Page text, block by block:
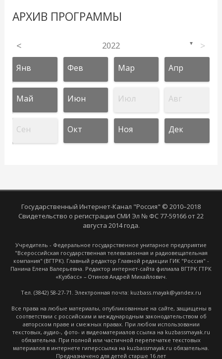
АРХИВ ПРОГРАММЫ
< 2022 ▼ >
Янв Фев Мар Апр
Май Июн Июл Авг
Сен Окт Ноя Дек
Государственный Интернет-Канал "Россия" © 2010–2018
Свидетельство о регистрации СМИ Эл № ФС 77-59166 от 22
августа 2014 года.
Учредитель - Федеральное государственное унитарное предприятие
"Всероссийская государственная телевизионная и радиовещательная
компания" (ВГТРК). Главный редактор Главной редакции ГИК "Россия" -
Панина Елена Валерьевна. Редактор интернет-сайта филиала ВГТРК ГТРК
«Кузбасс» – Отинов Андрей Михайлович.
Тел. (3842) 58-27-71. Электронная почта: kuzbass.mayak@yandex.ru
Все права на любые материалы, опубликованные на сайте, защищены в
соответствии с российским и международным законодательством об
авторском праве и смежных правах. При любом использовании
текстовых, аудио-, фото- и видеоматериалов ссылка на kuzbassmayak.ru
обязательна. При полной или частичной перепечатке текстовых
материалов в интернете гиперссылка на kuzbassmayak.ru обязательна.
Предназначено для детей старше 16 лет